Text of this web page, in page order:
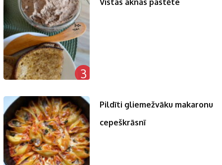
3
Vistas aknas pastēte
Pildīti gliemežvāku makaronu
cepeškrāsnī